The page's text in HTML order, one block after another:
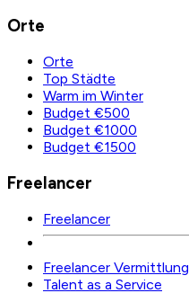
Orte
Orte
Top Städte
Warm im Winter
Budget €500
Budget €1000
Budget €1500
Freelancer
Freelancer
Freelancer Vermittlung
Talent as a Service